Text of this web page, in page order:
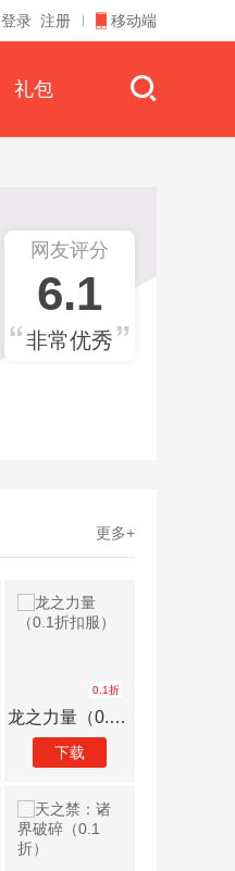
登录 注册 移动端
礼包
网友评分
6.1
非常优秀
更多+
0.1折
龙之力量（0.1折扣服）
下载